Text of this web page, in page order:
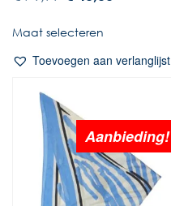
Maat selecteren
Toevoegen aan verlanglijst
Aanbieding!